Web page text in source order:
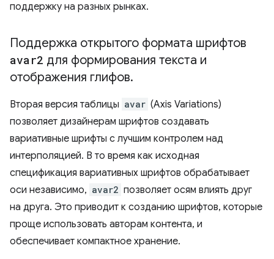
поддержку на разных рынках.
Поддержка открытого формата шрифтов
avar2 для формирования текста и
отображения глифов.
Вторая версия таблицы avar (Axis Variations)
позволяет дизайнерам шрифтов создавать
вариативные шрифты с лучшим контролем над
интерполяцией. В то время как исходная
спецификация вариативных шрифтов обрабатывает
оси независимо, avar2 позволяет осям влиять друг
на друга. Это приводит к созданию шрифтов, которые
проще использовать авторам контента, и
обеспечивает компактное хранение.